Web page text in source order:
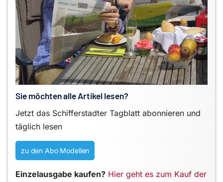
Sie möchten alle Artikel lesen?
Jetzt das Schifferstadter Tagblatt abonnieren und
täglich lesen
zu den Abo Modellen
Einzelausgabe kaufen? Hier geht es zum Kauf der